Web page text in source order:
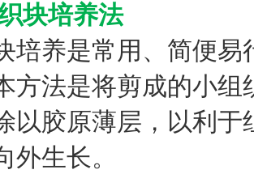
块培养法
养是常用、简便易
方法是将剪成的小
以胶原薄层，以利
外生长。